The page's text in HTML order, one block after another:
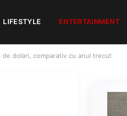
LIFESTYLE ENTERTAINMENT
dolari, comparativ cu anul trecut